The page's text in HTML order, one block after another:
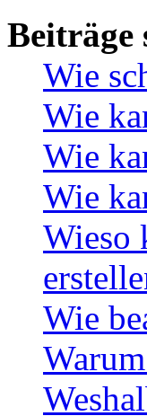
Beiträge
Wie
Wie
Wie
Wie
Wieso
Wie